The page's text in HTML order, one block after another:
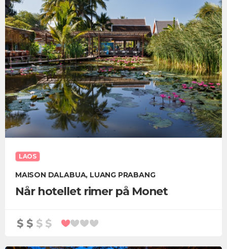
LAOS
MAISON DALABUA, LUANG PRABANG
Når hotellet rimer på Monet